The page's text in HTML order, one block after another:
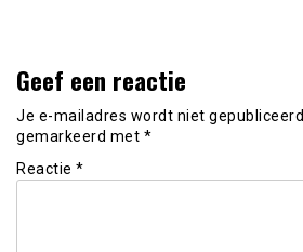
Geef een reactie
Je e-mailadres wordt niet gepubliceerd.
gemarkeerd met *
Reactie *